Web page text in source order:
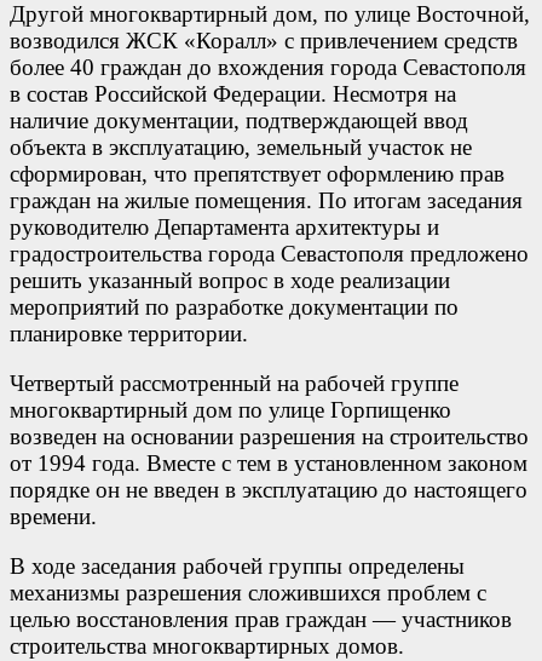
Другой многоквартирный дом, по улице Восточной,
возводился ЖСК «Коралл» с привлечением средств
более 40 граждан до вхождения города Севастополя
в состав Российской Федерации. Несмотря на
наличие документации, подтверждающей ввод
объекта в эксплуатацию, земельный участок не
сформирован, что препятствует оформлению прав
граждан на жилые помещения. По итогам заседания
руководителю Департамента архитектуры и
градостроительства города Севастополя предложено
решить указанный вопрос в ходе реализации
мероприятий по разработке документации по
планировке территории.
Четвертый рассмотренный на рабочей группе
многоквартирный дом по улице Горпищенко
возведен на основании разрешения на строительство
от 1994 года. Вместе с тем в установленном законом
порядке он не введен в эксплуатацию до настоящего
времени.
В ходе заседания рабочей группы определены
механизмы разрешения сложившихся проблем с
целью восстановления прав граждан — участников
строительства многоквартирных домов.